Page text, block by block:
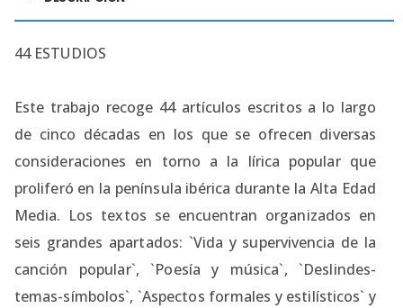
44 ESTUDIOS
Este trabajo recoge 44 artículos escritos a lo largo
de cinco décadas en los que se ofrecen diversas
consideraciones en torno a la lírica popular que
proliferó en la península ibérica durante la Alta Edad
Media. Los textos se encuentran organizados en
seis grandes apartados: `Vida y supervivencia de la
canción popular`, `Poesía y música`, `Deslindes-
temas-símbolos`, `Aspectos formales y estilísticos` y